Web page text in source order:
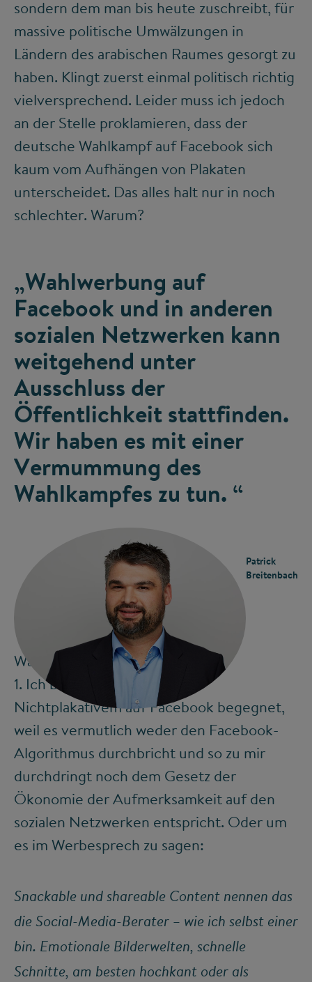
sondern dem man bis heute zuschreibt, für
massive politische Umwälzungen in
Ländern des arabischen Raumes gesorgt zu
haben. Klingt zuerst einmal politisch richtig
vielversprechend. Leider muss ich jedoch
an der Stelle proklamieren, dass der
deutsche Wahlkampf auf Facebook sich
kaum vom Aufhängen von Plakaten
unterscheidet. Das alles halt nur in noch
schlechter. Warum?
„Wahlwerbung auf
Facebook und in anderen
sozialen Netzwerken kann
weitgehend unter
Ausschluss der
Öffentlichkeit stattfinden.
Wir haben es mit einer
Vermummung des
Wahlkampfes zu tun. “
Patrick
Breitenbach
Wahlkampf auf Facebook
1. Ich bin bisher kaum etwas
Nichtplakativem auf Facebook begegnet,
weil es vermutlich weder den Facebook-
Algorithmus durchbricht und so zu mir
durchdringt noch dem Gesetz der
Ökonomie der Aufmerksamkeit auf den
sozialen Netzwerken entspricht. Oder um
es im Werbesprech zu sagen:
Snackable und shareable Content nennen das
die Social-Media-Berater – wie ich selbst einer
bin. Emotionale Bilderwelten, schnelle
Schnitte, am besten hochkant oder als